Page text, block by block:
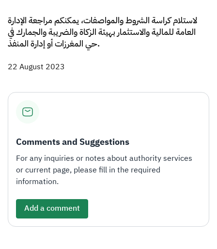
لاستلام كراسة الشروط والمواصفات، يمكنكم مراجعة الإدارة
العامة للمالية والاستثمار بهيئة الزكاة والضريبة والجمارك في
حي المغرزات أو إدارة المنفذ.​​​
22 August 2023
Comments and Suggestions
For any inquiries or notes about authority services
or current page, please fill in the required
information.
Add a comment